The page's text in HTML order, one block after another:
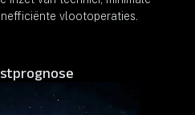
vlootoperaties.